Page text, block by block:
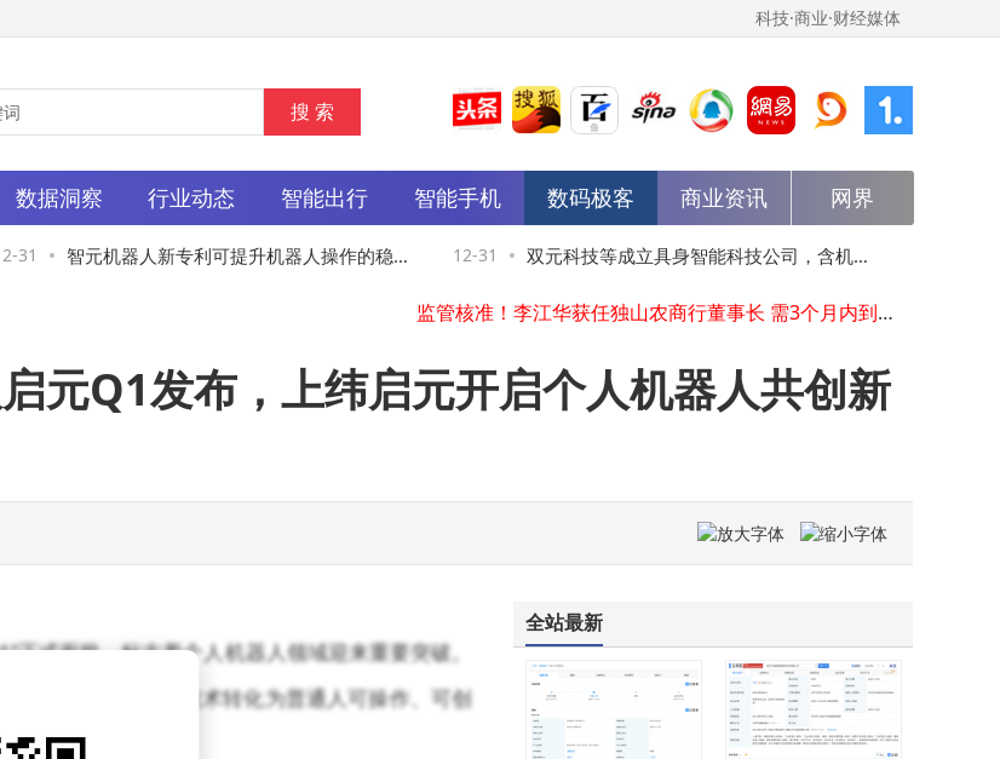
科技·商业·财经媒体
数据洞察 行业动态 智能出行 智能手机 数码极客 商业资讯 网界
31 智元机器人新专利可提升机器人操作的稳定 12-31 双元科技等成立具身智能科技公司，含机器
人业务
小米汽车2026年或推4款新车 增程SUV“昆仑”谍照曝光引关注
千元价位新选择！MOVA TPEAK Clip Pro耳夹耳机，以实力重塑市场格局
百度Robotaxi商业化遇冷：分拆能否破局，赢下全球出行耐力赛？
监管核准！李江华获任独山农商行董事长 需3个月内到任履职
孟晚舟2026新年致辞：华为迎智能化机遇，多领域深耕共赴新程
孟晚舟2026新年致辞：2025奋斗足迹闪耀，共赴智能时代新征程
元Q1发布，上纬启元开启个人机器人共创新
式面世，标志着个人机器人领域迎来重要突破。
创新将高端机器人技术转化为普通人可操作、可创
全站最新